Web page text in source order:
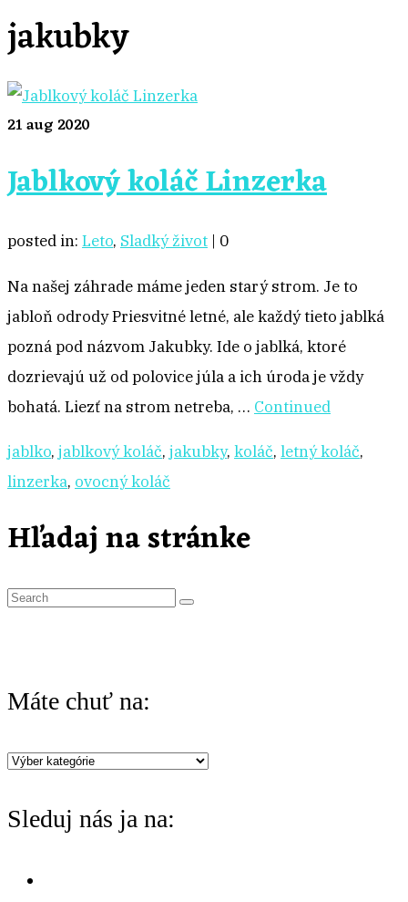
jakubky
21aug 2020
Jablkový koláč Linzerka
posted in: Leto, Sladký život | 0
Na našej záhrade máme jeden starý strom. Je to
jabloň odrody Priesvitné letné, ale každý tieto jablká
pozná pod názvom Jakubky. Ide o jablká, ktoré
dozrievajú už od polovice júla a ich úroda je vždy
bohatá. Liezť na strom netreba, … Continued
jablko, jablkový koláč, jakubky, koláč, letný koláč,
linzerka, ovocný koláč
Hľadaj na stránke
S
c
f
o
Máte chuť na:
Máte
na:
Sleduj nás ja na: